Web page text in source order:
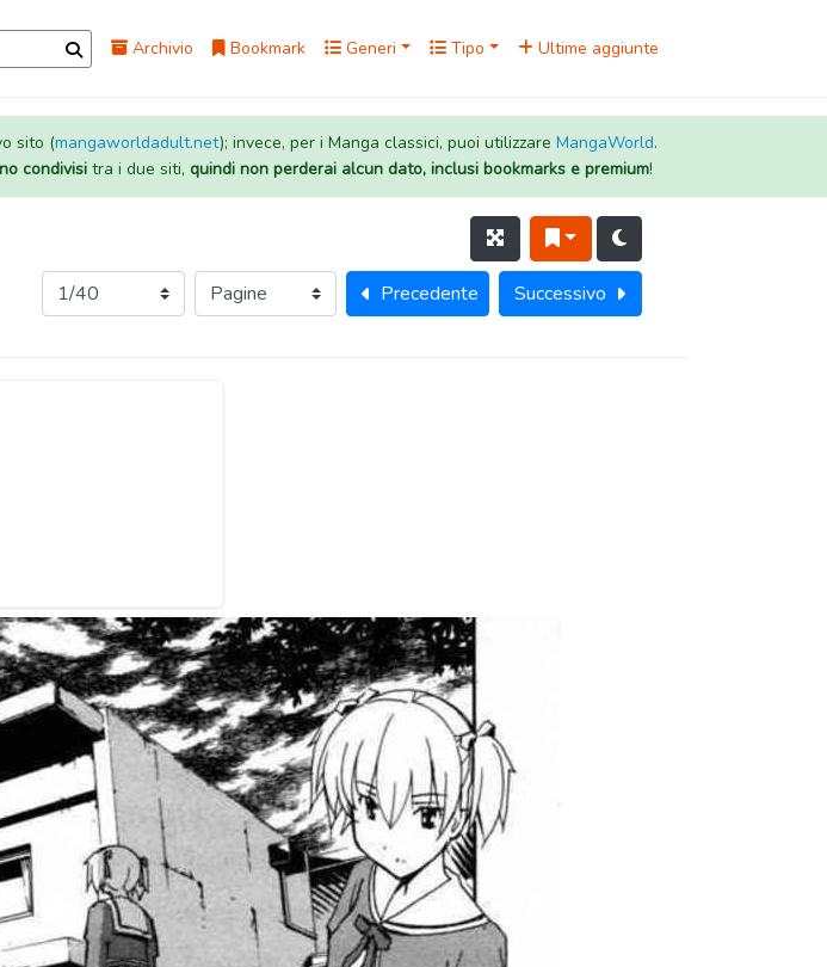
Archivio Bookmark Generi Tipo Ultime aggiunte
sito (mangaworldadult.net); invece, per i Manga classici, puoi utilizzare MangaWorld.
condivisitra i due siti, quindi non perderai alcun dato, inclusi bookmarks e premium!
Precedente Successivo